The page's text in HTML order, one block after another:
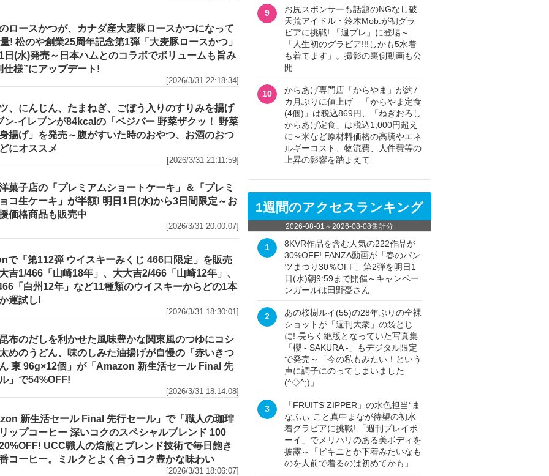
ロースかつが、カナダ産大麦豚ロースかつになって
! 松のや創業25周年記念第1弾「大麦豚ロースかつ」
日(水)発売～日本ハムとのコラボでボリュームも旨み
仕様”にアップデート!
[2026/3/31 22:18:34]
、にんじん、たまねぎ、ごぼう入りのすりみを揚げ
ン‐イレブンが84kcalの「ベジバー 野菜ザクッ！ 野菜
揚げ」を発売～腹がすいた時のおやつ、お酒のおつ
にオススメ
[2026/3/31 21:11:59]
菓子店の「プレミアムショートケーキ」＆「プレミ
コ生ケーキ」が半額! 明日1日(水)から3日間限定～お
価格商品も販売中
[2026/3/31 20:00:07]
で「第112弾 ウイスキーみくじ 466口限定」を販売
1/466「山崎18年」、大大吉2/466「山崎12年」、
「白州12年」など11種類のウイスキーからどの1本
運試し!
[2026/3/31 18:30:01]
布のだしを利かせた風味豊かな関東風のつゆにコシ
めのうどん、味のしみた油揚げが自慢の「赤いきつ
東 96g×12個」が「Amazon 新生活セール Final 先
」で54%OFF!
[2026/3/31 18:14:08]
新生活セール Final 先行セール」で「職人の珈琲
ップコーヒー 深いコクのスペシャルブレンド 100
UCC職人の焙煎とブレンド技術で毎日飽き
コーヒー。ミルクとよく合うコク豊かな味わい
[2026/3/31 18:06:07]
9
お尻スポンサーも話題のNGなし破
天荒アイドル・鈴木Mob.が初グラ
ビアに挑戦! 「週プレ」に登場～
「人生初のグラビア!!!しかも5水着
も着てます」。撮影の裏側動画も公
開
10
からあげ専門店「からやま」が約7
カ月ぶりに値上げ 「からやま定食
(4個)」は税込869円、「ねぎおろし
からあげ定食」は税込1,000円超え
に～米など原材料価格の高騰やエネ
ルギーコスト、物流費、人件費等の
上昇の影響を踏まえて
1週間のアクセスランキング
2026-08-01 ～2026-08-08集計分
1
8KVR作品を含む人気の222作品が
30%OFF! FANZA動画が「春のパン
ツまつり30％OFF」第2弾を明日1
日(水)朝9:59まで開催～キャンペー
ンガールは田野憂さん
2
あの桜樹ルイ(55)の28年ぶりの全裸
ショットが「週刊大衆」の袋とじ
に! 長らく絶版となっていた写真集
「櫻 - SAKURA -」もデジタル限定
で発売～「今の私もみたい！という
声に調子にのってしまいました
(^◇^;)」
3
「FRUITS ZIPPER」の水色担当“ま
なふぃ”こと真中まなが待望の初水
着グラビアに挑戦! 「週刊プレイボ
ーイ」でメリハリのある美ボディを
披露～「ビキニとか下着みたいなも
のを人前で着るのは初めてかも」